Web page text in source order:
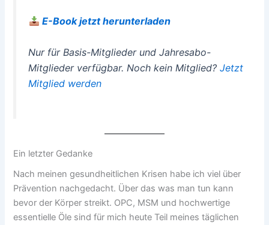
E-Book jetzt herunterladen
Nur für Basis-Mitglieder und Jahresabo-
Mitglieder verfügbar. Noch kein Mitglied?Jetzt
Mitglied werden
Ein letzter Gedanke
Nach meinen gesundheitlichen Krisen habe ich viel über
Prävention nachgedacht. Über das was man tun kann
bevor der Körper streikt. OPC, MSM und hochwertige
essentielle Öle sind für mich heute Teil meines täglichen